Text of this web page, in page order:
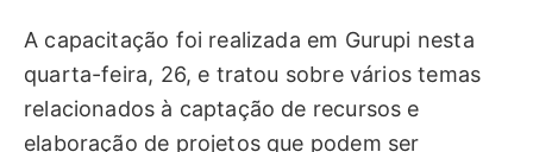
A capacitação foi realizada em Gurupi nesta
quarta-feira, 26, e tratou sobre vários temas
relacionados à captação de recursos e
elaboração de projetos que podem ser